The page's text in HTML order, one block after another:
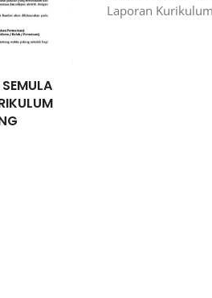
Laporan Kurikulum